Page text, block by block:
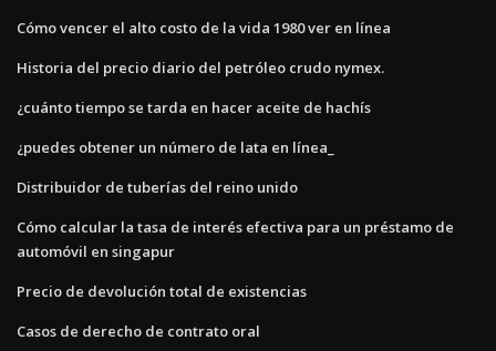
Cómo vencer el alto costo de la vida 1980 ver en línea
Historia del precio diario del petróleo crudo nymex.
¿cuánto tiempo se tarda en hacer aceite de hachís
¿puedes obtener un número de lata en línea_
Distribuidor de tuberías del reino unido
Cómo calcular la tasa de interés efectiva para un préstamo de
automóvil en singapur
Precio de devolución total de existencias
Casos de derecho de contrato oral